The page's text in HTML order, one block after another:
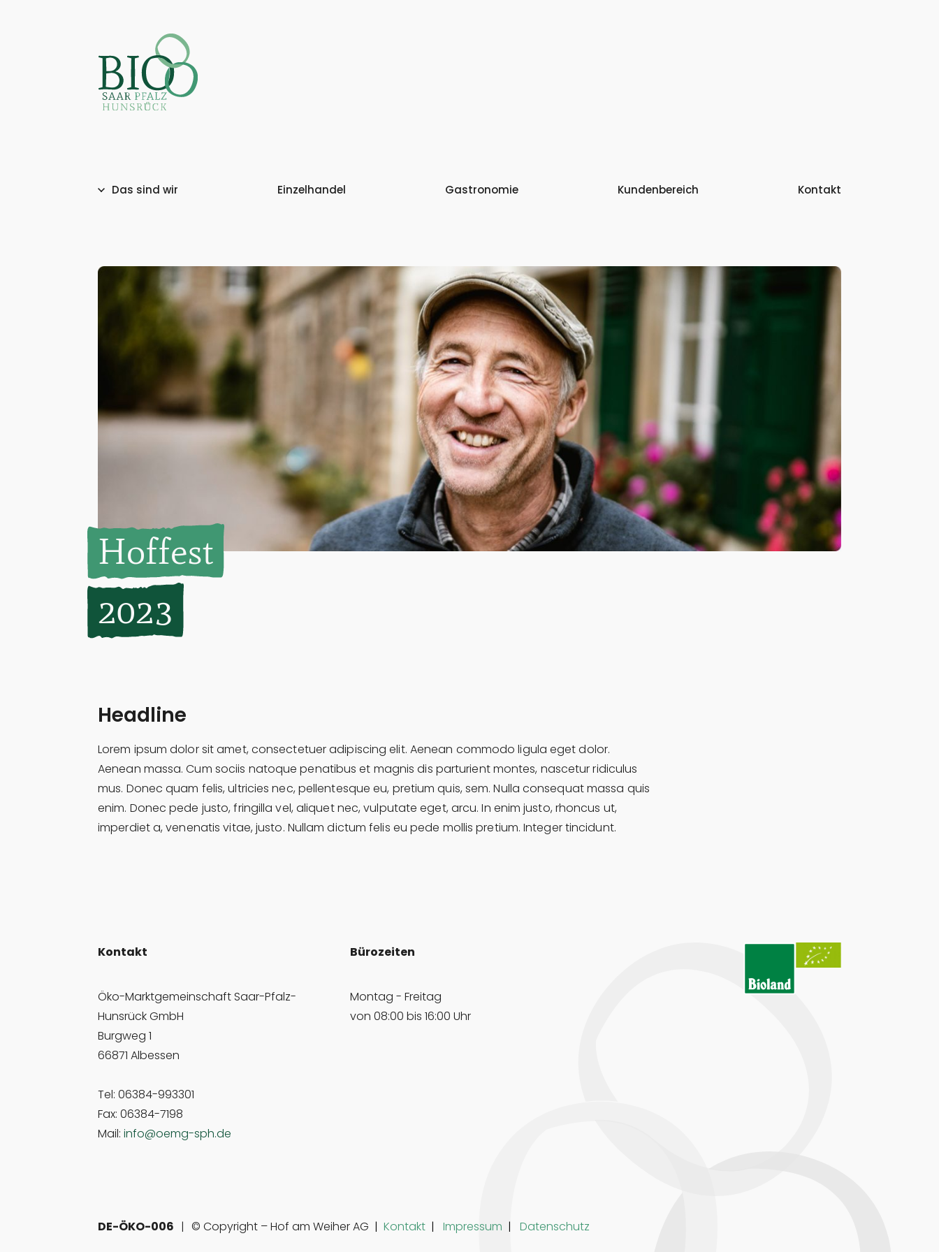
Das sind wir Einzelhandel Gastronomie Kundenbereich Kontakt
Hoffest
2023
Headline
Lorem ipsum dolor sit amet, consectetuer adipiscing elit. Aenean commodo ligula eget dolor.
Aenean massa. Cum sociis natoque penatibus et magnis dis parturient montes, nascetur ridiculus
mus. Donec quam felis, ultricies nec, pellentesque eu, pretium quis, sem. Nulla consequat massa quis
enim. Donec pede justo, fringilla vel, aliquet nec, vulputate eget, arcu. In enim justo, rhoncus ut,
imperdiet a, venenatis vitae, justo. Nullam dictum felis eu pede mollis pretium. Integer tincidunt.
Kontakt
Öko-Marktgemeinschaft Saar-Pfalz-
Hunsrück GmbH
Burgweg 1
66871 Albessen
Tel: 06384-993301
Fax: 06384-7198
Mail: info@oemg-sph.de
Bürozeiten
Montag - Freitag
von 08:00 bis 16:00 Uhr
DE-ÖKO-006 © Copyright – Hof am Weiher AG Kontakt Impressum Datenschutz